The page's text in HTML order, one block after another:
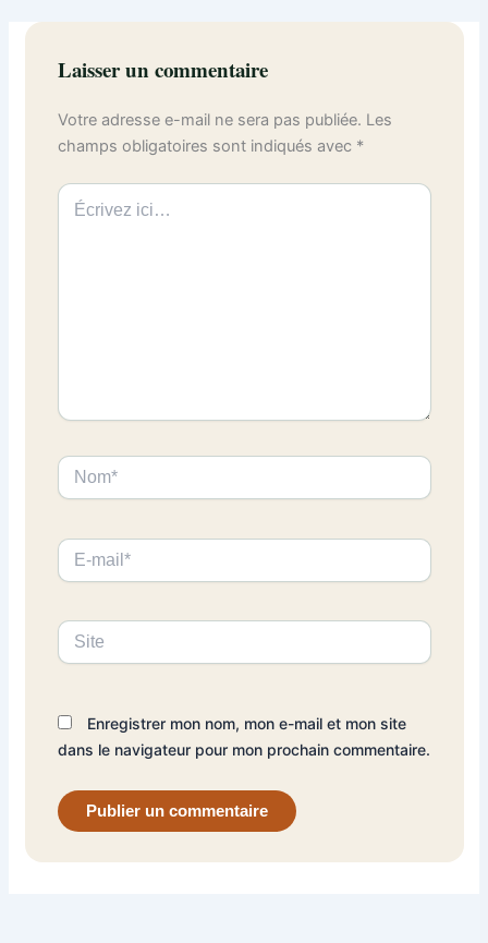
Laisser un commentaire
Votre adresse e-mail ne sera pas publiée. Les
champs obligatoires sont indiqués avec *
Écrivez
ici…
Nom*
E-
mail*
Site
Enregistrer mon nom, mon e-mail et mon site
dans le navigateur pour mon prochain commentaire.